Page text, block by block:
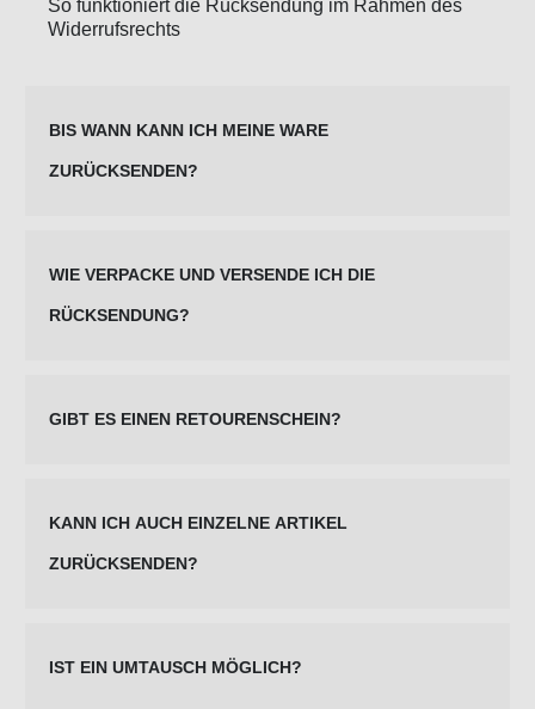
So funktioniert die Rücksendung im Rahmen des
Widerrufsrechts
BIS WANN KANN ICH MEINE WARE
ZURÜCKSENDEN?
WIE VERPACKE UND VERSENDE ICH DIE
RÜCKSENDUNG?
GIBT ES EINEN RETOURENSCHEIN?
KANN ICH AUCH EINZELNE ARTIKEL
ZURÜCKSENDEN?
IST EIN UMTAUSCH MÖGLICH?